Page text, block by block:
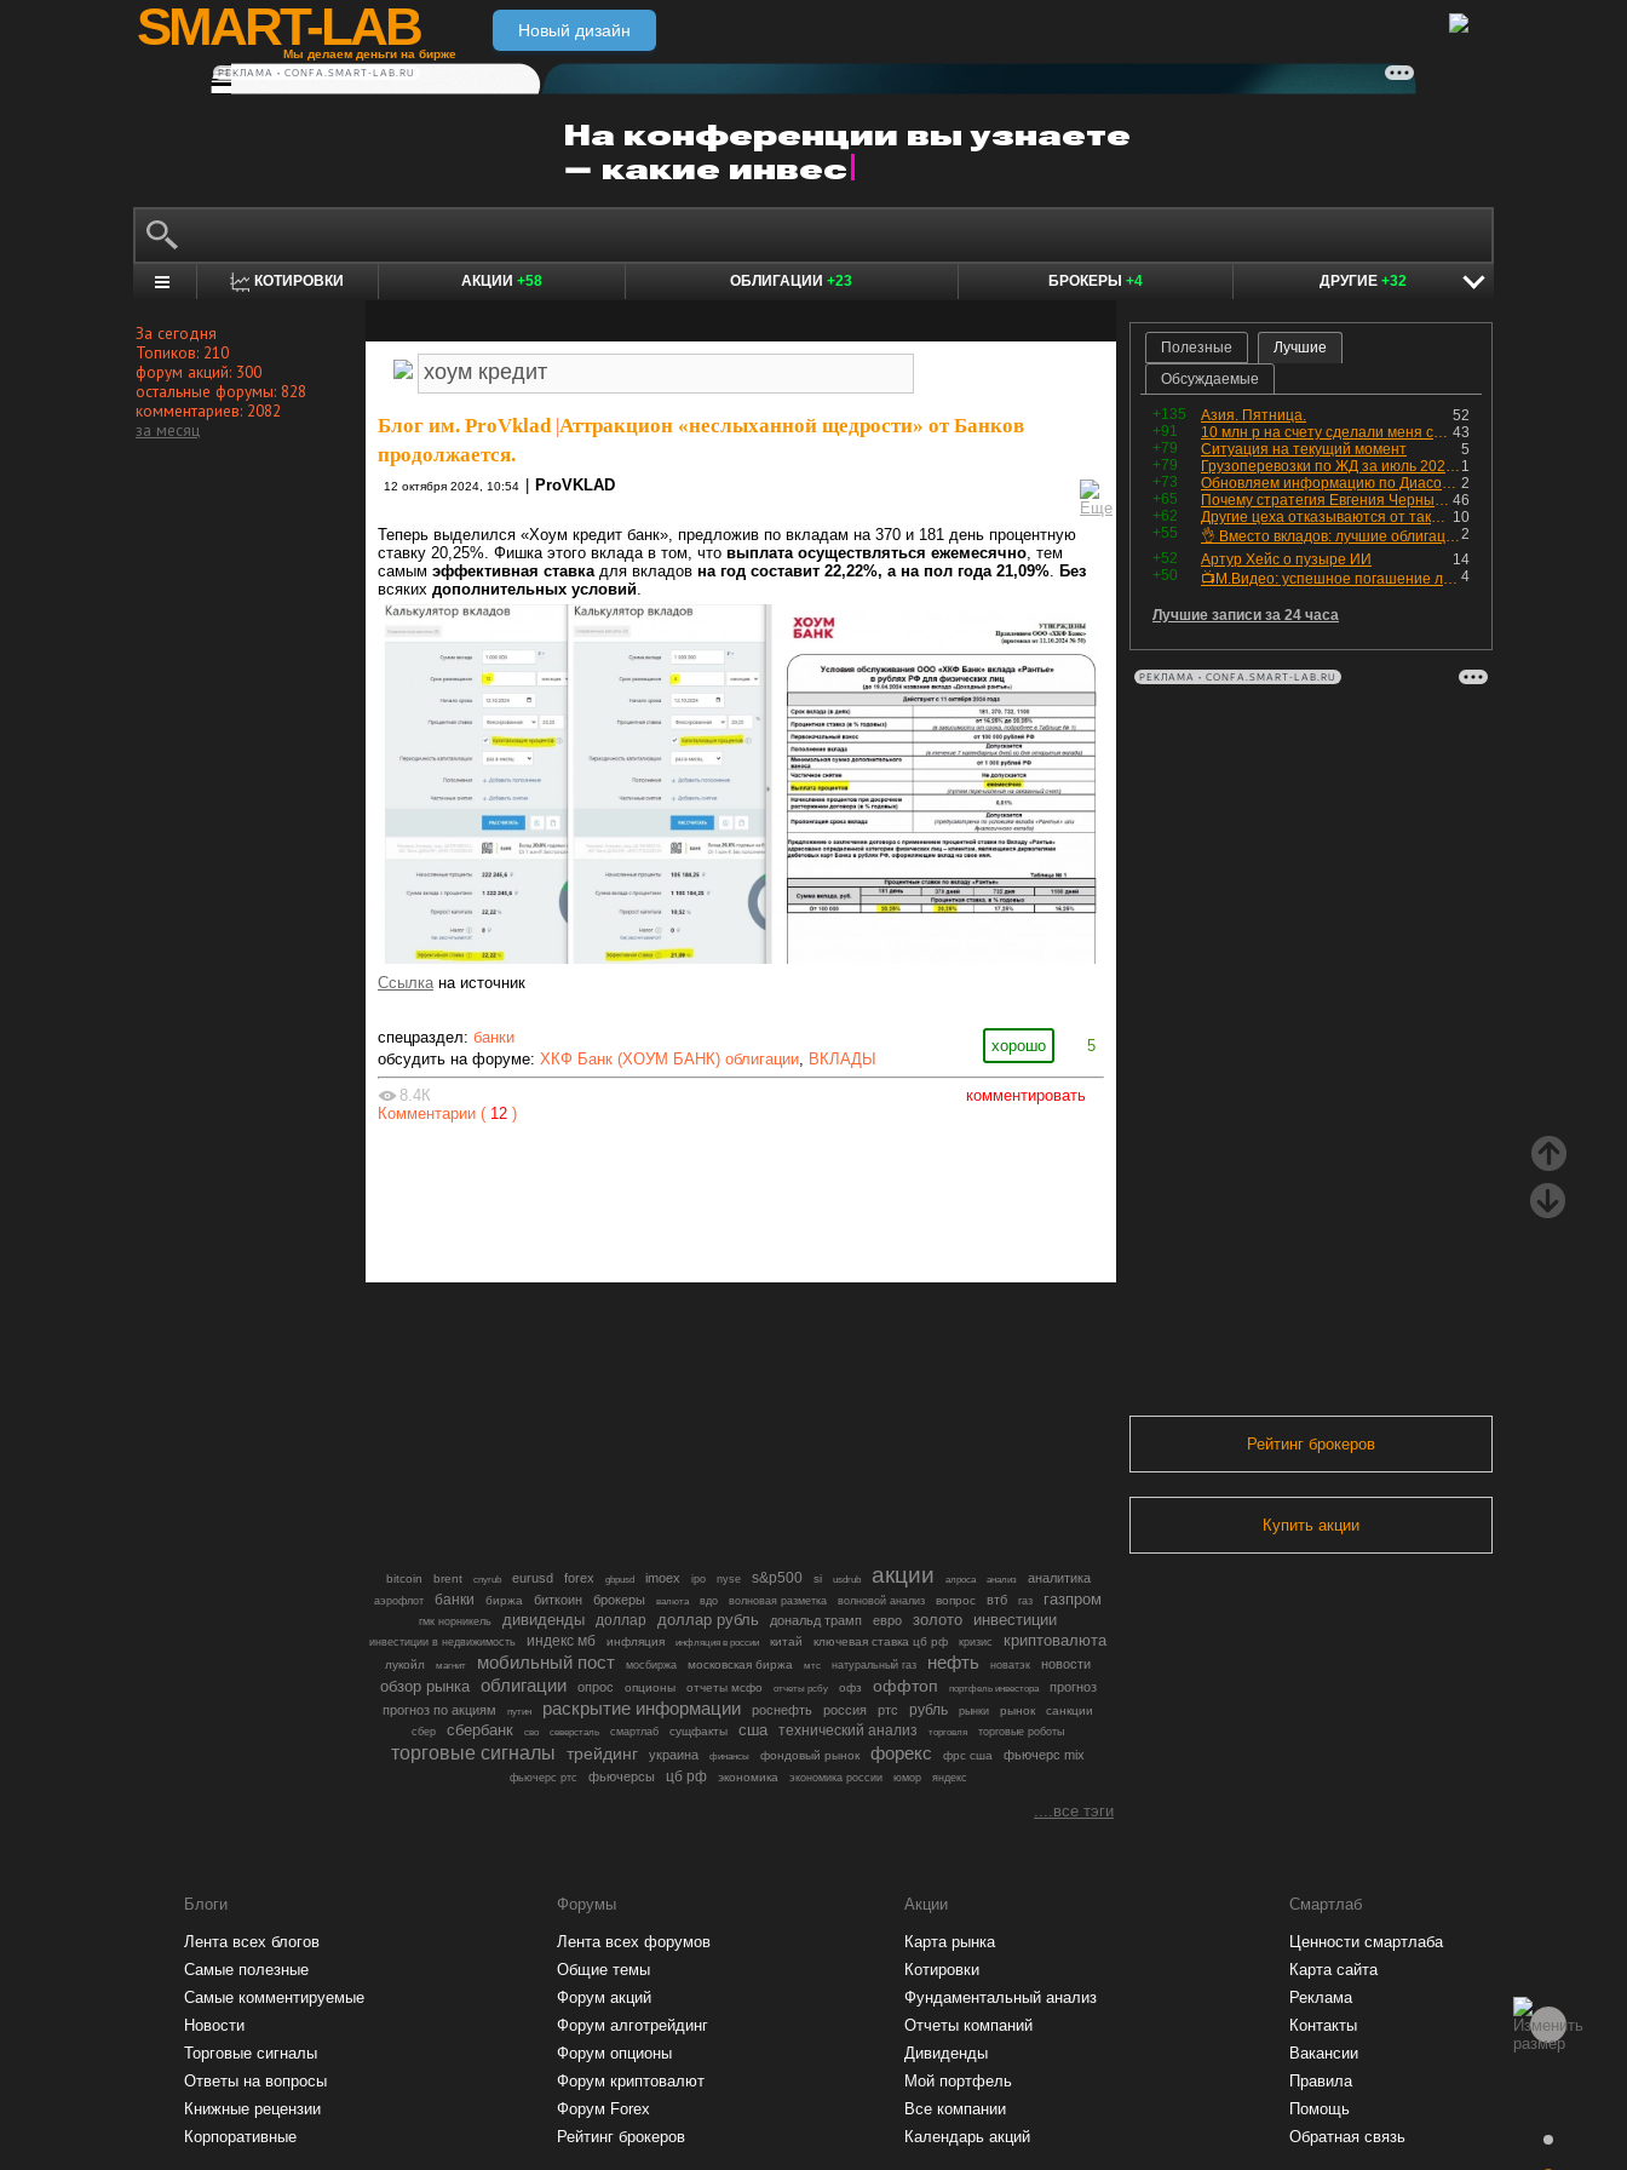
SMART-LAB
Мы делаем деньги на бирже
Новый дизайн
РЕКЛАМА • CONFA.SMART-LAB.RU
КОТИРОВКИ АКЦИИ +58 ОБЛИГАЦИИ +23 БРОКЕРЫ +4 ДРУГИЕ +32
За сегодня
Топиков: 210
форум акций: 300
остальные форумы: 828
комментариев: 2082
за месяц
Блог им. ProVklad| Аттракцион «неслыханной щедрости» от Банков
продолжается.
12 октября 2024, 10:54 ProVKLAD
Теперь выделился «Хоум кредит банк», предложив по вкладам на 370 и 181 день процентную
ставку 20,25%. Фишка этого вклада в том, что выплата осуществляться ежемесячно, тем
самым эффективная ставкадля вкладов на год составит 22,22%, а на пол года 21,09%. Без
всяких дополнительных условий.
Ссылка на источник
хорошо 5
спецраздел: банки
обсудить на форуме: ХКФ Банк (ХОУМ БАНК) облигации ВКЛАДЫ
комментировать
8.4К
Комментарии ( 12 )
Полезные
Лучшие
Обсуждаемые
+135 52
Азия. Пятница.
+91
43
10 млн р на счету сделали меня счастливым? Ожидание vs Реальность!
+79
5
Ситуация на текущий момент
+79
1
Грузоперевозки по ЖД за июль 2026 г. — четвёртый месяц подряд роста, чёрные металлы на уровне прошлого года, а каменный уголь в плюсе.
+73
2
Обновляем информацию по Диасофту: дивиденды и выкуп
+65
46
Почему стратегия Евгения Черных приведет вас к убыткам в 2026 году
+62
10
Другие цеха отказываются от таких деталей — а мы построили на них производство с оборотом 70 млн
+55
2
👌 Вместо вкладов: лучшие облигации — только супер надёжные
+52
14
Артур Хейс о пузыре ИИ
+50
4
📺М.Видео: успешное погашение любимого флоатера
Лучшие записи за 24 часа
РЕКЛАМА • CONFA.SMART-LAB.RU
Рейтинг брокеров
Купить акции
bitcoin brent cnyrub eurusd forex gbpusd imoex ipo nyse s&p500 si usdrub акции алроса анализ аналитика
аэрофлот банки биржа биткоин брокеры валюта вдо волновая разметка волновой анализ вопрос втб газ газпром
гмк норникель дивиденды доллар доллар рубль дональд трамп евро золото инвестиции
инвестиции в недвижимость индекс мб инфляция инфляция в россии китай ключевая ставка цб рф кризис криптовалюта
лукойл магнит мобильный пост мосбиржа московская биржа мтс натуральный газ нефть новатэк новости
обзор рынка облигации опрос опционы отчеты мсфо отчеты рсбу офз оффтоп портфель инвестора
прогноз
прогноз по акциям
путин раскрытие информации роснефть россия ртс рубль рынки рынок санкции
сбер сбербанк сво северсталь смартлаб сущфакты сша технический анализ торговля торговые роботы
торговые сигналы трейдинг украина финансы фондовый рынок форекс фрс сша фьючерс mix
фьючерс ртс фьючерсы цб рф экономика экономика россии юмор яндекс
....все тэги
Блоги
Лента всех блогов
Самые полезные
Самые комментируемые
Новости
Торговые сигналы
Ответы на вопросы
Книжные рецензии
Корпоративные
Форумы
Лента всех форумов
Общие темы
Форум акций
Форум алготрейдинг
Форум опционы
Форум криптовалют
Форум Forex
Рейтинг брокеров
Акции
Карта рынка
Котировки
Фундаментальный анализ
Отчеты компаний
Дивиденды
Мой портфель
Все компании
Календарь акций
Смартлаб
Ценности смартлаба
Карта сайта
Реклама
Контакты
Вакансии
Правила
Помощь
Обратная связь